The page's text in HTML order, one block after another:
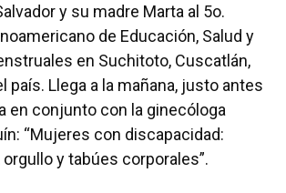
y su madre Marta al 5o.
de Educación, Salud y
en Suchitoto, Cuscatlán,
país. Llega a la mañana, justo antes
en conjunto con la ginecóloga
“Mujeres con discapacidad:
y tabúes corporales”.